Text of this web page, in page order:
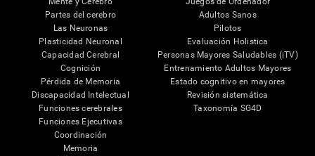
Partes del cerebro
Las Neuronas
Plasticidad Neuronal
Capacidad Cerebral
Cognición
Pérdida de Memoria
Discapacidad Intelectual
Funciones cerebrales
Funciones Ejecutivas
Coordinación
Memoria
Adultos Sanos
Pilotos
Evaluación Holistica
Personas Mayores Saludables (iTV)
Entrenamiento Adultos Mayores
Estado cognitivo en mayores
Revisión sistemática
Taxonomía SG4D